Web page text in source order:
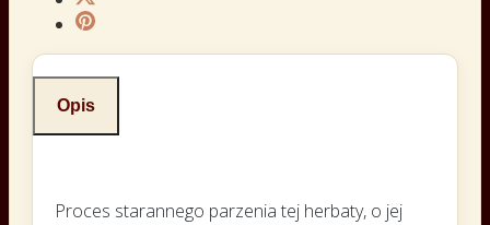
Opis
Proces starannego parzenia tej herbaty, o jej